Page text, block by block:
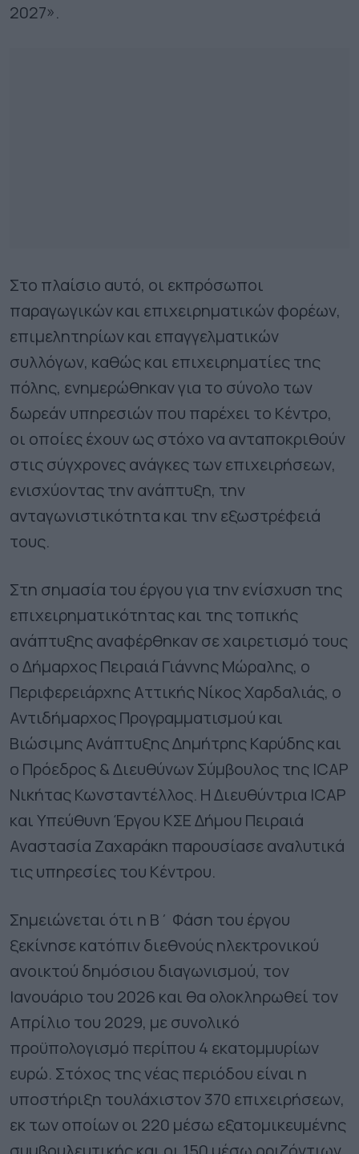
2027».
Στο πλαίσιο αυτό, οι εκπρόσωποι
παραγωγικών και επιχειρηματικών φορέων,
επιμελητηρίων και επαγγελματικών
συλλόγων, καθώς και επιχειρηματίες της
πόλης, ενημερώθηκαν για το σύνολο των
δωρεάν υπηρεσιών που παρέχει το Κέντρο,
οι οποίες έχουν ως στόχο να ανταποκριθούν
στις σύγχρονες ανάγκες των επιχειρήσεων,
ενισχύοντας την ανάπτυξη, την
ανταγωνιστικότητα και την εξωστρέφειά
τους.
Στη σημασία του έργου για την ενίσχυση της
επιχειρηματικότητας και της τοπικής
ανάπτυξης αναφέρθηκαν σε χαιρετισμό τους
ο Δήμαρχος Πειραιά Γιάννης Μώραλης, ο
Περιφερειάρχης Αττικής Νίκος Χαρδαλιάς, ο
Αντιδήμαρχος Προγραμματισμού και
Βιώσιμης Ανάπτυξης Δημήτρης Καρύδης και
ο Πρόεδρος & Διευθύνων Σύμβουλος της ICAP
Νικήτας Κωνσταντέλλος. Η Διευθύντρια ICAP
και Υπεύθυνη Έργου ΚΣΕ Δήμου Πειραιά
Αναστασία Ζαχαράκη παρουσίασε αναλυτικά
τις υπηρεσίες του Κέντρου.
Σημειώνεται ότι η Β΄ Φάση του έργου
ξεκίνησε κατόπιν διεθνούς ηλεκτρονικού
ανοικτού δημόσιου διαγωνισμού, τον
Ιανουάριο του 2026 και θα ολοκληρωθεί τον
Απρίλιο του 2029, με συνολικό
προϋπολογισμό περίπου 4 εκατομμυρίων
ευρώ. Στόχος της νέας περιόδου είναι η
υποστήριξη τουλάχιστον 370 επιχειρήσεων,
εκ των οποίων οι 220 μέσω εξατομικευμένης